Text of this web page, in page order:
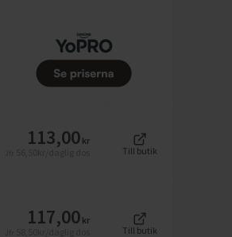
113,00 kr
Till butik
117,00 kr
Till butik